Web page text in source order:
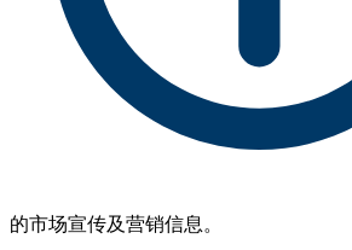
的市场宣传及营销信息。